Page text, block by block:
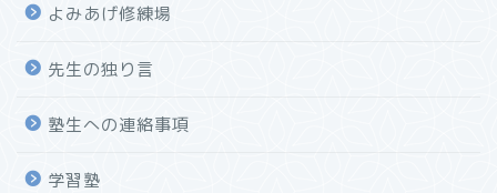
よみあげ修練場
先生の独り言
塾生への連絡事項
学習塾